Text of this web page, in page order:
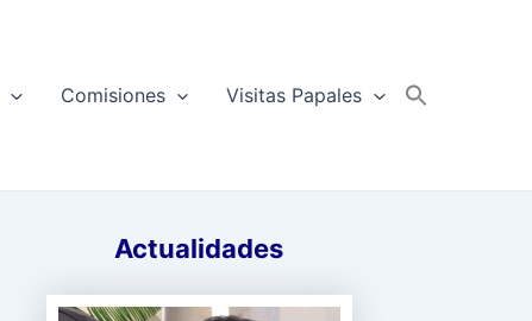
Comisiones Visitas Papales
Actualidades